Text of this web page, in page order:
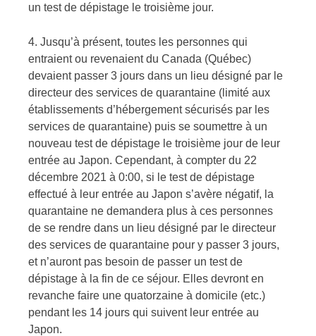
un test de dépistage le troisième jour.
4. Jusqu’à présent, toutes les personnes qui
entraient ou revenaient du Canada (Québec)
devaient passer 3 jours dans un lieu désigné par le
directeur des services de quarantaine (limité aux
établissements d’hébergement sécurisés par les
services de quarantaine) puis se soumettre à un
nouveau test de dépistage le troisième jour de leur
entrée au Japon. Cependant, à compter du 22
décembre 2021 à 0:00, si le test de dépistage
effectué à leur entrée au Japon s’avère négatif, la
quarantaine ne demandera plus à ces personnes
de se rendre dans un lieu désigné par le directeur
des services de quarantaine pour y passer 3 jours,
et n’auront pas besoin de passer un test de
dépistage à la fin de ce séjour. Elles devront en
revanche faire une quatorzaine à domicile (etc.)
pendant les 14 jours qui suivent leur entrée au
Japon.